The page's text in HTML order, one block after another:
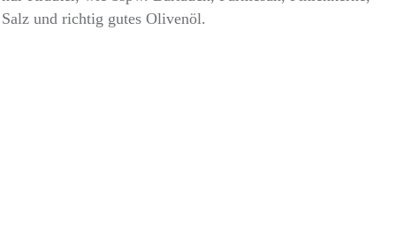
Salz und richtig gutes Olivenöl.